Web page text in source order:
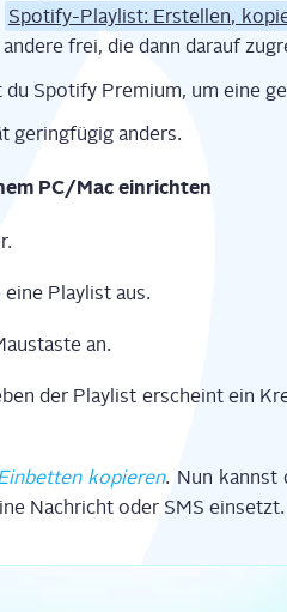
Spo­ti­fy-Play­list: Erstel­len,
frei, die dann dar­auf
Spo­ti­fy Pre­mi­um, um eine
gering­fü­gig anders.
PC/Mac einrichten
Play­list aus.
an.
der Play­list erscheint ein
kopie­ren. Nun kannst
Nach­richt oder SMS einsetzt.